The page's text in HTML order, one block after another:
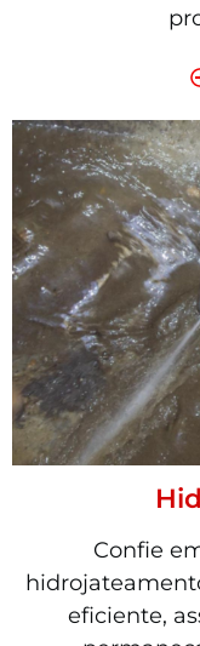
Confie
eficiente,